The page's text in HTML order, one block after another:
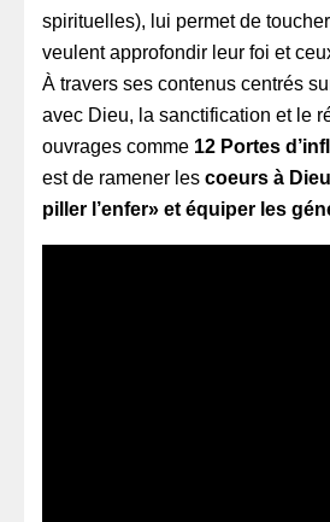
spirituelles), lui permet de
veulent approfondir leur foi et
À travers ses contenus centrés
avec Dieu, la sanctification et le
ouvrages comme 12 Portes
est de ramener les coeurs à
piller l’enfer» et équiper les